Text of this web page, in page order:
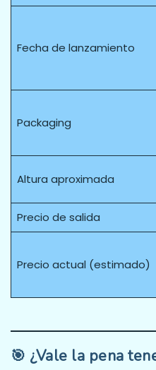
Fecha de lanzamiento
Packaging
Altura aproximada
Precio de salida
Precio actual (estimado)
🎯 ¿Vale la pena